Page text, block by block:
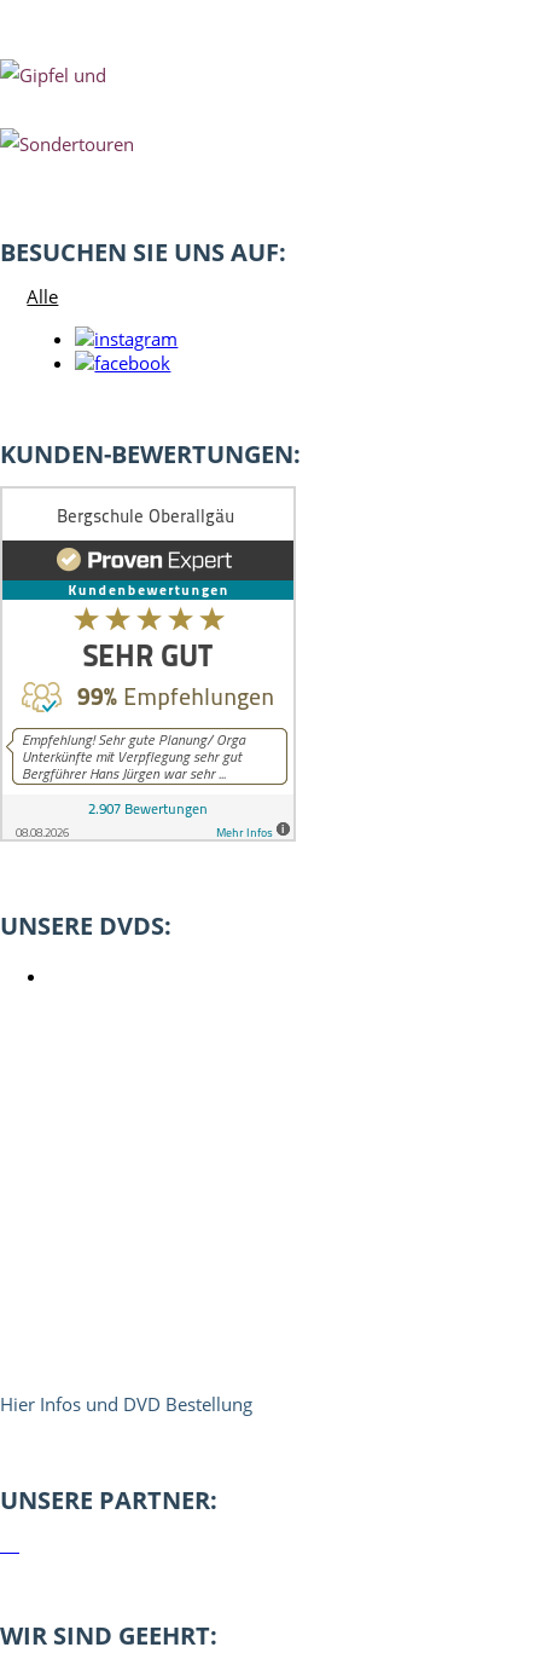
BESUCHEN SIE UNS AUF:
Alle
KUNDEN-BEWERTUNGEN:
UNSERE DVDS:
Hier Infos und DVD Bestellung
UNSERE PARTNER:
WIR SIND GEEHRT: